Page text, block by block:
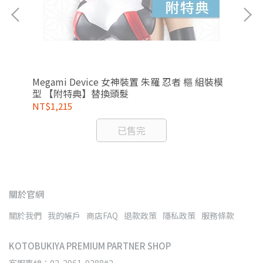
Megami Device 女神裝置 朱羅 忍者 樞 組裝模
型 【附特典】替換頭髮
NT$1,215
已售完
關於官網
關於我們 我的帳戶 商店FAQ 退款政策 隱私政策 服務條款
KOTOBUKIYA PREMIUM PARTNER SHOP